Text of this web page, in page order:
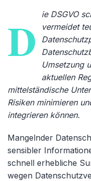
D
ie DSGVO
vermeidet
Umsetzung
aktuellen
mittelständische
Risiken minimieren
integrieren können.
Mangelnder
sensibler
schnell erhebliche
wegen